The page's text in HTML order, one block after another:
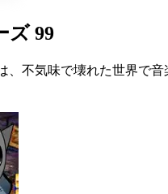
ズ 99
、不気味で壊れた世界で